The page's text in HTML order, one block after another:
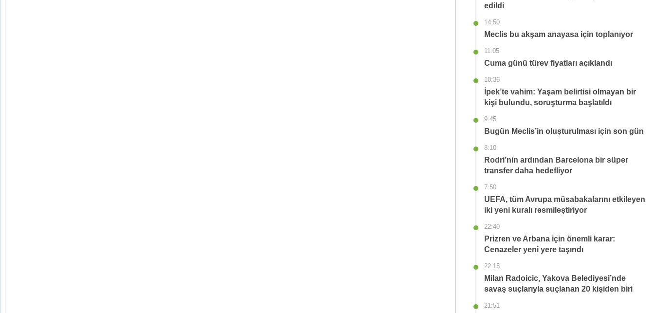
edildi
14:50
Meclis bu akşam anayasa için toplanıyor
11:05
Cuma günü türev fiyatları açıklandı
10:36
İpek’te vahim: Yaşam belirtisi olmayan bir
kişi bulundu, soruşturma başlatıldı
9:45
Bugün Meclis’in oluşturulması için son gün
8:10
Rodri’nin ardından Barcelona bir süper
transfer daha hedefliyor
7:50
UEFA, tüm Avrupa müsabakalarını etkileyen
iki yeni kuralı resmileştiriyor
22:40
Prizren ve Arbana için önemli karar:
Cenazeler yeni yere taşındı
22:15
Milan Radoicic, Yakova Belediyesi’nde
savaş suçlarıyla suçlanan 20 kişiden biri
21:51